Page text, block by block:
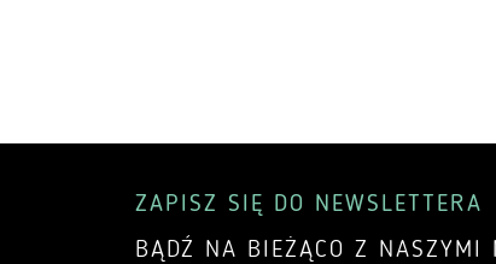
ZAPISZ SIĘ DO NEWSLETTERA
BĄDŹ NA BIEŻĄCO Z NASZYMI